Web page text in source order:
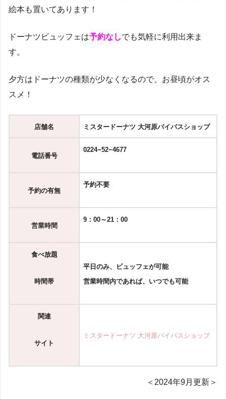
絵本も置いてあります！
ドーナツビュッフェは予約なしでも気軽に利用出来ま
す。
夕方はドーナツの種類が少なくなるので、お昼頃がオス
スメ！
店舗名 ミスタードーナツ 大河原バイパスショップ
電話番号
0224−52−4677
予約の有無
予約不要
営業時間
9：00～21：00
食べ放題
時間帯
平日のみ、
ビュッフェが可能
営業時間内であれば、いつでも可能
関連
サイト
ミスタードーナツ 大河原バイパスショップ
＜2024年9月更新＞